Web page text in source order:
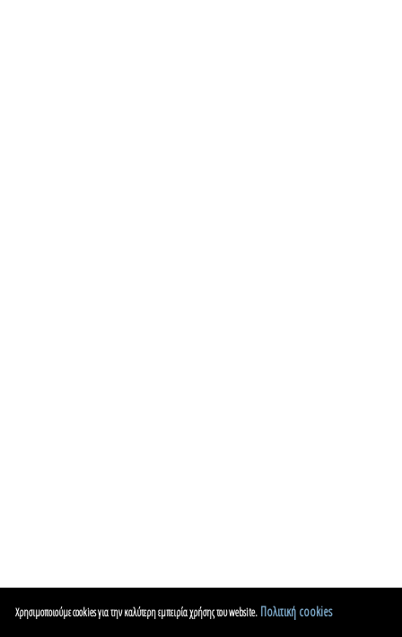
Χρησιμοποιούμε cookies για την καλύτερη εμπειρία χρήσης του website. Πολιτική cookies